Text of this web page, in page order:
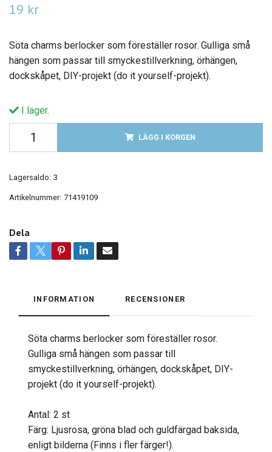
19 kr
Söta charms berlocker som föreställer rosor. Gulliga små
hängen som passar till smyckestillverkning, örhängen,
dockskåpet, DIY-projekt (do it yourself-projekt).
I lager.
LÄGG I KORGEN
Lagersaldo: 3
Artikelnummer: 71419109
Dela
INFORMATION RECENSIONER
Söta charms berlocker som föreställer rosor.
Gulliga små hängen som passar till
smyckestillverkning, örhängen, dockskåpet, DIY-
projekt (do it yourself-projekt).
Antal: 2 st
Färg: Ljusrosa, gröna blad och guldfärgad baksida,
enligt bilderna (Finns i fler färger!).